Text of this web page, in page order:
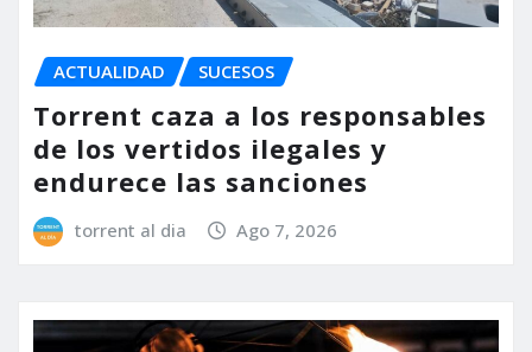
ACTUALIDAD SUCESOS
Torrent caza a los responsables
de los vertidos ilegales y
endurece las sanciones
torrent al dia Ago 7, 2026